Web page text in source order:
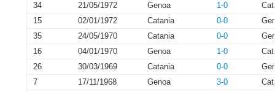
34
21/05/1972 Genoa 1-0
15
02/01/1972 Catania 0-0
35
24/05/1970 Catania 0-0
16
04/01/1970 Genoa 1-0
26
30/03/1969 Catania 0-0
7
17/11/1968 Genoa 3-0